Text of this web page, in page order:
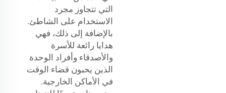
التي تتجاوز مجرد
الاستخدام على الشاطئ.
بالإضافة إلى ذلك، فهي
هدايا رائعة للأسرة
والأصدقاء وأفراد الوحدة
الذين يحبون قضاء الوقت
في الأماكن الخارجية.